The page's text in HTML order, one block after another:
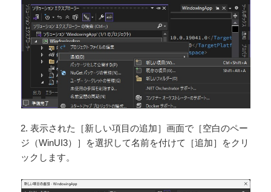
2. 表示された［新しい項目の追加］画面で［空白のペー
ジ（WinUI3）］を選択して名前を付けて［追加］をクリ
ックします。